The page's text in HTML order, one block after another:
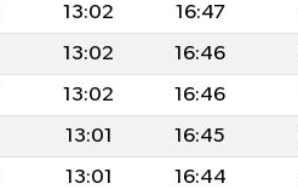
13:02 16:47
13:02 16:46
13:02 16:46
13:01 16:45
13:01 16:44